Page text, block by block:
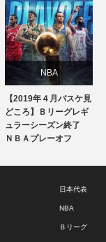
NBA
専門用語
話題
【2019年４月バスケ見
どころ】Ｂリーグレギ
ュラーシーズン終了
ＮＢＡプレーオフ
日本代表
NBA
Ｂリーグ